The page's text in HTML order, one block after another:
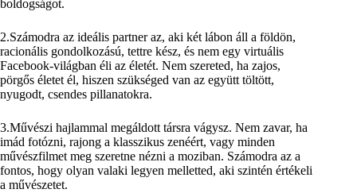
boldogságot.
2.Számodra az ideális partner az, aki két lábon áll a földön,
racionális gondolkozású, tettre kész, és nem egy virtuális
Facebook-világban éli az életét. Nem szereted, ha zajos,
pörgős életet él, hiszen szükséged van az együtt töltött,
nyugodt, csendes pillanatokra.
3.Művészi hajlammal megáldott társra vágysz. Nem zavar, ha
imád fotózni, rajong a klasszikus zenéért, vagy minden
művészfilmet meg szeretne nézni a moziban. Számodra az a
fontos, hogy olyan valaki legyen melletted, aki szintén értékeli
a művészetet.